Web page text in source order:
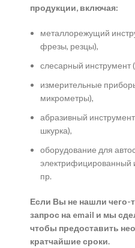
продукции, включая:
металлорежущий
фрезы, резцы),
слесарный инструмент
измерительные
микрометры),
абразивный
шкурка),
оборудование для
электрифицированный
пр.
Если Вы не нашли чего-
запрос на email и мы
чтобы предоставить
кратчайшие сроки.